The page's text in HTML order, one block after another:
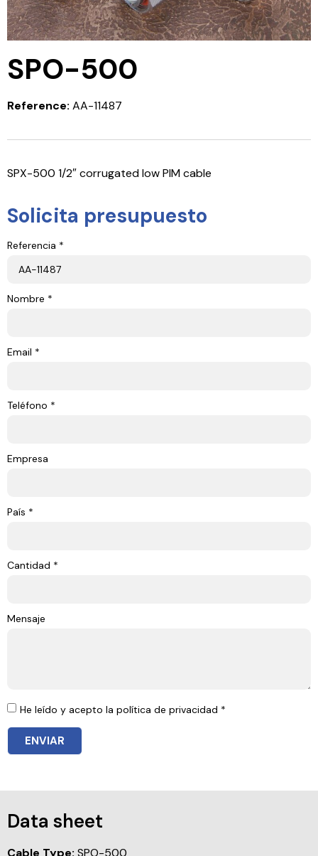
SPO-500
Reference: AA-11487
SPX-500 1/2″ corrugated low PIM cable
Solicita presupuesto
Referencia *
Nombre *
Email *
Teléfono *
Empresa
País *
Cantidad *
Mensaje
He leído y acepto la política de privacidad *
ENVIAR
Data sheet